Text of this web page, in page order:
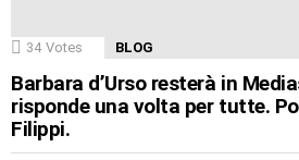
34 Votes BLOG
Barbara d’Urso resterà in
risponde una volta per tutte.
Filippi.